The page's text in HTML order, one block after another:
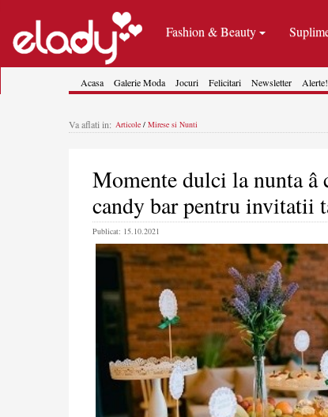
Fashion & Beauty
Acasa Galerie Moda Jocuri Felicitari Newsletter Alerte!
Va aflati in: Articole / Mirese si Nunti
Momente dulci la nunta
candy bar pentru invitatii
Publicat: 15.10.2021